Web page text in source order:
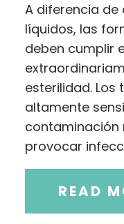
A diferencia
líquidos, las
deben cumplir
esterilidad. Los
altamente
contaminación
provocar
READ